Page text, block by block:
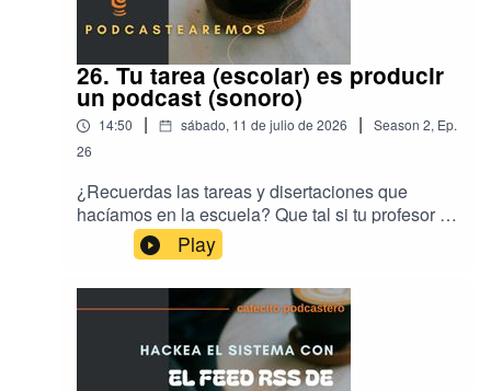
26. Tu tarea (escolar) es producir
un podcast (sonoro)
14:50 | sábado, 11 de julio de 2026 | Season 2, Ep.
26
¿Recuerdas las tareas y disertaciones que
hacíamos en la escuela? Que tal si tu profesor te
propusiera producir un podcast como proyecto
de año.Hoy analizamos las ventajas que la
producción de podcast para mentes jóvenes y no
tan jóvenes. ¿A ti se te ocurren otras ideas?El
podcast recomendado de la semana es: Voces
que transforman, un podcast creado para pa
Defensoría del Pueblo de Bolivia junto a
Play